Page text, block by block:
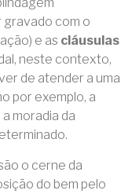
gravado com o
e as cláusulas
neste contexto,
de atender a uma
por exemplo, a
moradia da
o cerne da
do bem pelo